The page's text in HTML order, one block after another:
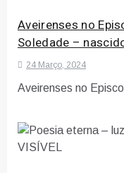
Aveirenses no
Soledade –
24 Março, 2024
Aveirenses no